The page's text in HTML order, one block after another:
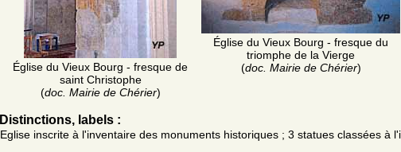
Église du Vieux Bourg - fresque de
saint Christophe
(doc. Mairie de Chérier)
Église du Vieux Bourg - fresque du
triomphe de la Vierge
(doc. Mairie de Chérier)
Distinctions, labels :
Eglise inscrite à l'inventaire des monuments historiques ; 3 statues classées à